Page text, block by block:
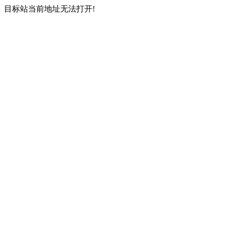
目标站当前地址无法打开!